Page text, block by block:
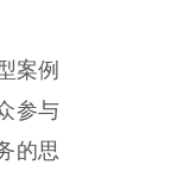
案例
参与
的思